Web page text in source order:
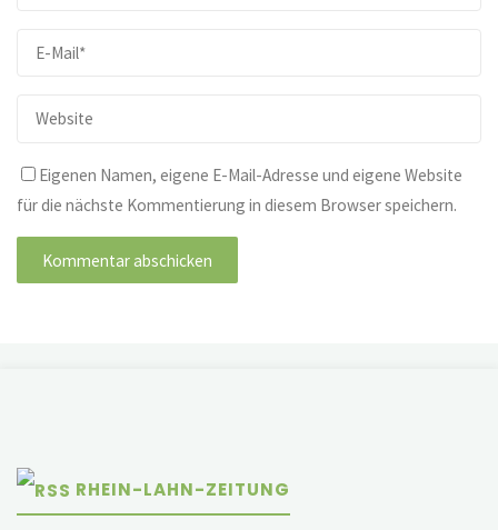
Eigenen Namen, eigene E-Mail-Adresse und eigene Website
für die nächste Kommentierung in diesem Browser speichern.
RHEIN-LAHN-ZEITUNG